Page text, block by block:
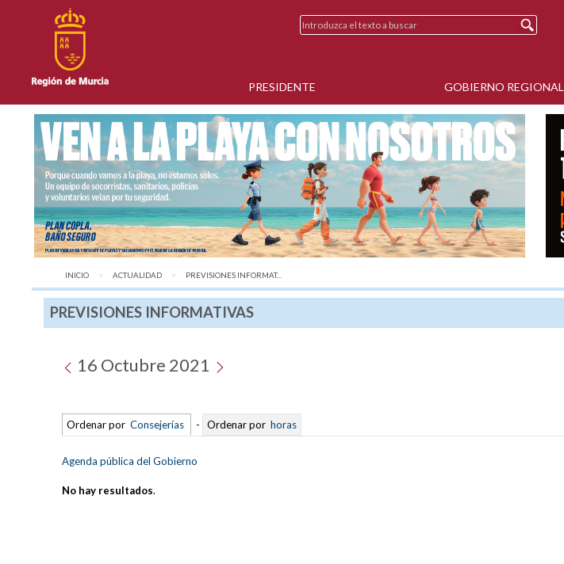
PRESIDENTE GOBIERNO REGIONAL
INICIO ACTUALIDAD AQUÍ:
PREVISIONES INFORMAT...
PREVISIONES INFORMATIVAS
16 Octubre 2021
Ordenar por Consejerías - Ordenar por horas
Agenda pública del Gobierno
No hay resultados.